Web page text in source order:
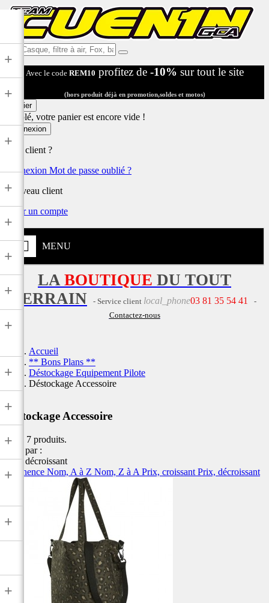
Ex:
Casque,
filtre
air,
Fox,
...
Avec le code REM10 profitez de -10% sur tout le site
(hors produit déjà en promotion,soldes et motos)
Panier
Désolé, votre panier est encore vide !
Connexion
Déjà client ?
Connexion Mot de passe oublié ?
Nouveau client
Créer un compte
MENU
+
+
+
+
+
+
+
+
+
+
+
+
+
+
LA BOUTIQUE DU TOUT
TERRAIN
- Service client local_phone03 81 35 54 41
-
Contactez-nous
Accueil
** Bons Plans **
Déstockage Equipement Pilote
Déstockage Accessoire
Déstockage Accessoire
Il y a 7 produits.
Trier par :
Prix, décroissant
Pertinence Nom, A à Z Nom, Z à A Prix, croissant Prix, décroissant